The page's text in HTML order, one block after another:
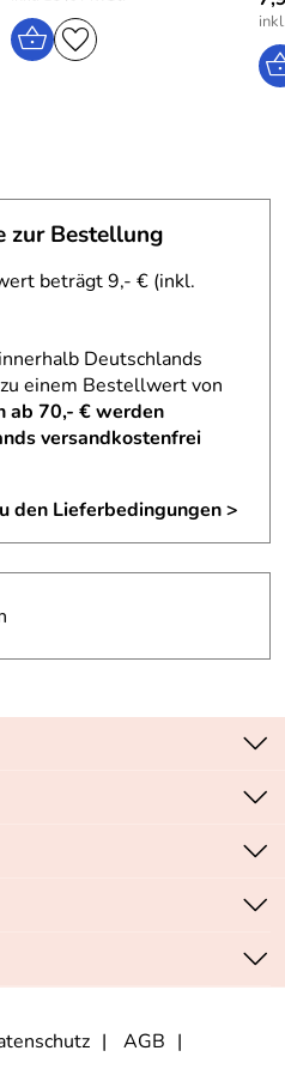
zur Bestellung
beträgt 9,- € (inkl.
innerhalb Deutschlands
einem Bestellwert von
ab 70,- € werden
versandkostenfrei
den Lieferbedingungen >
PayPal, PayPal Express
AGB